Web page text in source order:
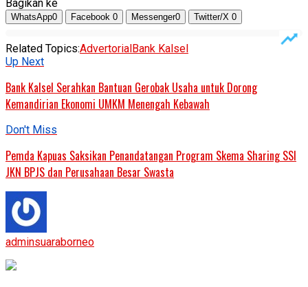
Bagikan ke
WhatsApp0 Facebook 0 Messenger0 Twitter/X 0
Related Topics:AdvertorialBank Kalsel
Up Next
Bank Kalsel Serahkan Bantuan Gerobak Usaha untuk Dorong
Kemandirian Ekonomi UMKM Menengah Kebawah
Don't Miss
Pemda Kapuas Saksikan Penandatangan Program Skema Sharing SSI
JKN BPJS dan Perusahaan Besar Swasta
adminsuaraborneo